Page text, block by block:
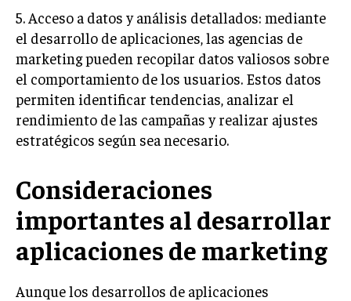
ESTRATEGIA
EMPRESAS FAMILIARES Y SUCESIÓN
GESTIÓN DEL RIESGO EMPRESARIAL
NEGOCIACIÓN Y RESOLUCIÓN DE CONFLICTOS
DERECHO EMPRESARIAL Y REGULACIONES
ÉXITO EMPRESARIAL Y CASOS DE ESTUDIO
NEGOCIOS
ESTRATEGIAS DE NEGOCIOS
MARKETING B2B
MARKETING B2C
5. Acceso a datos y análisis detallados: mediante
el desarrollo de aplicaciones, las agencias de
marketing pueden recopilar datos valiosos sobre
el comportamiento de los usuarios. Estos datos
permiten identificar tendencias, analizar el
rendimiento de las campañas y realizar ajustes
estratégicos según sea necesario.
Consideraciones
importantes al desarrollar
aplicaciones de marketing
Aunque los desarrollos de aplicaciones